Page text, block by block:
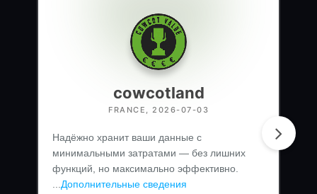
cowcotland
FRANCE, 2026-07-03
Надёжно хранит ваши данные с
минимальными затратами — без лишних
функций, но максимально эффективно.
Дополнительные сведения